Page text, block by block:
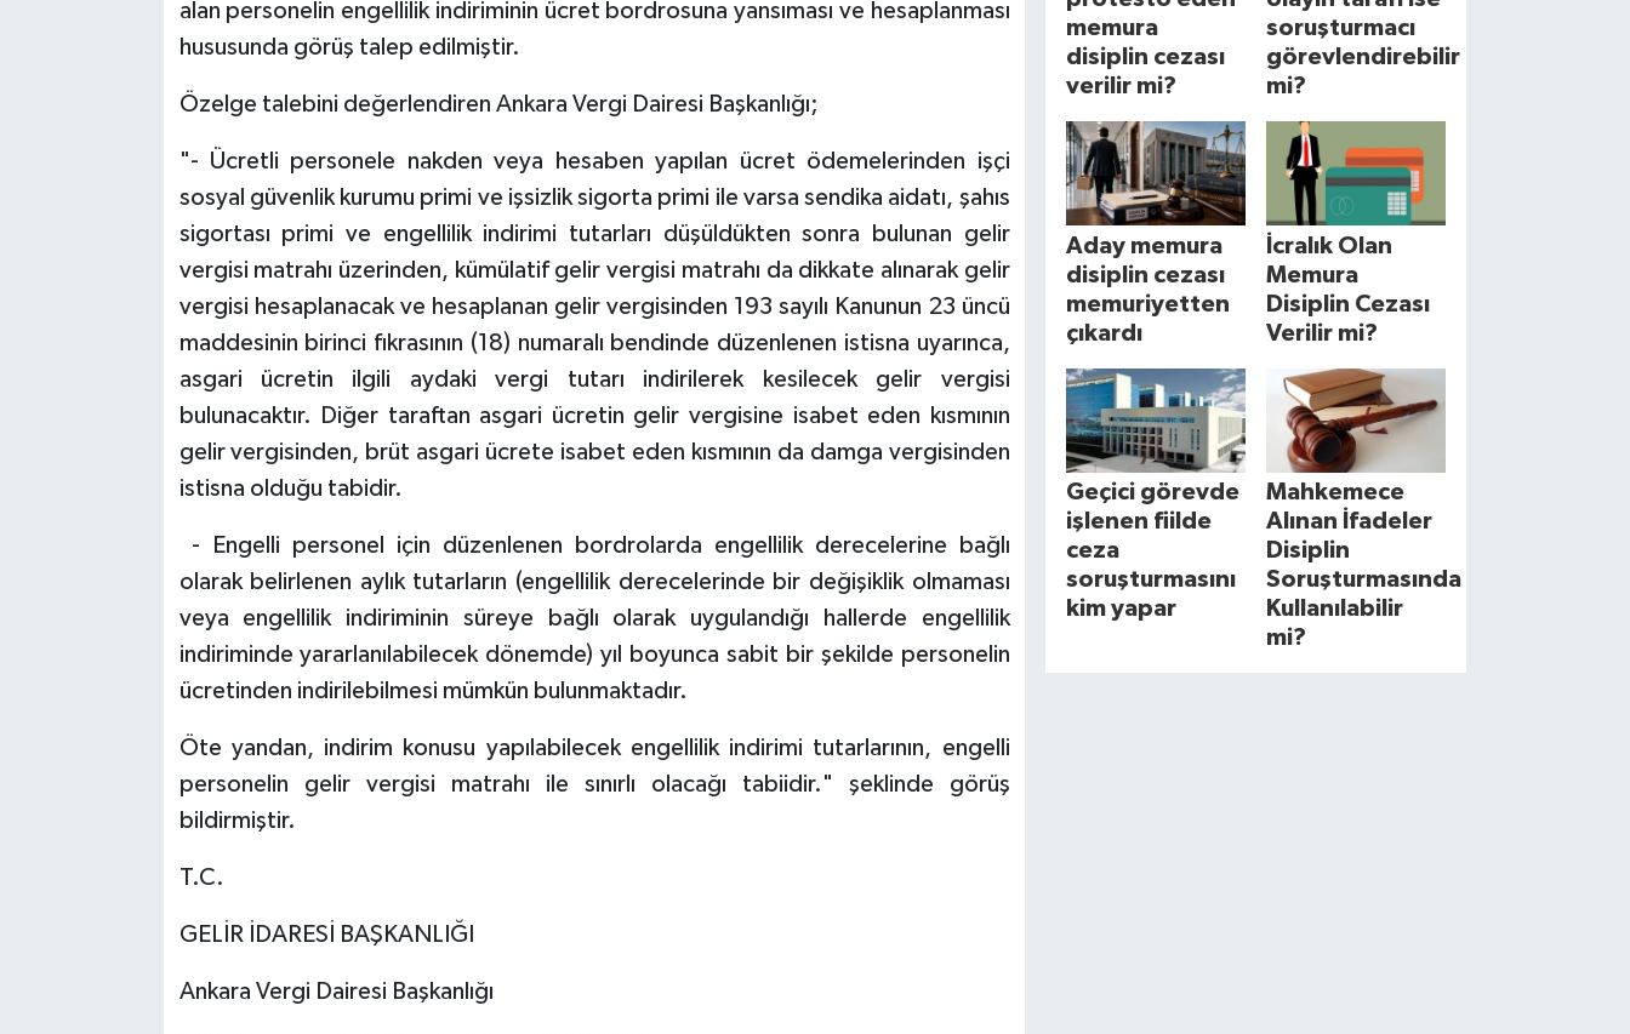
alan personelin engellilik indiriminin ücret bordrosuna yansıması ve hesaplanması
hususunda görüş talep edilmiştir.
Özelge talebini değerlendiren Ankara Vergi Dairesi Başkanlığı;
"- Ücretli personele nakden veya hesaben yapılan ücret ödemelerinden işçi
sosyal güvenlik kurumu primi ve işsizlik sigorta primi ile varsa sendika aidatı, şahıs
sigortası primi ve engellilik indirimi tutarları düşüldükten sonra bulunan gelir
vergisi matrahı üzerinden, kümülatif gelir vergisi matrahı da dikkate alınarak gelir
vergisi hesaplanacak ve hesaplanan gelir vergisinden 193 sayılı Kanunun 23 üncü
maddesinin birinci fıkrasının (18) numaralı bendinde düzenlenen istisna uyarınca,
asgari ücretin ilgili aydaki vergi tutarı indirilerek kesilecek gelir vergisi
bulunacaktır. Diğer taraftan asgari ücretin gelir vergisine isabet eden kısmının
gelir vergisinden, brüt asgari ücrete isabet eden kısmının da damga vergisinden
istisna olduğu tabidir.
- Engelli personel için düzenlenen bordrolarda engellilik derecelerine bağlı
olarak belirlenen aylık tutarların (engellilik derecelerinde bir değişiklik olmaması
veya engellilik indiriminin süreye bağlı olarak uygulandığı hallerde engellilik
indiriminde yararlanılabilecek dönemde) yıl boyunca sabit bir şekilde personelin
ücretinden indirilebilmesi mümkün bulunmaktadır.
Öte yandan, indirim konusu yapılabilecek engellilik indirimi tutarlarının, engelli
personelin gelir vergisi matrahı ile sınırlı olacağı tabiidir." şeklinde görüş
bildirmiştir.
T.C.
GELİR İDARESİ BAŞKANLIĞI
Ankara Vergi Dairesi Başkanlığı
memura
disiplin cezası
verilir mi?
soruşturmacı
görevlendirebilir
mi?
Aday memura
disiplin cezası
memuriyetten
çıkardı
İcralık Olan
Memura
Disiplin Cezası
Verilir mi?
Geçici görevde
işlenen fiilde
ceza
soruşturmasını
kim yapar
Mahkemece
Alınan İfadeler
Disiplin
Soruşturmasında
Kullanılabilir
mi?